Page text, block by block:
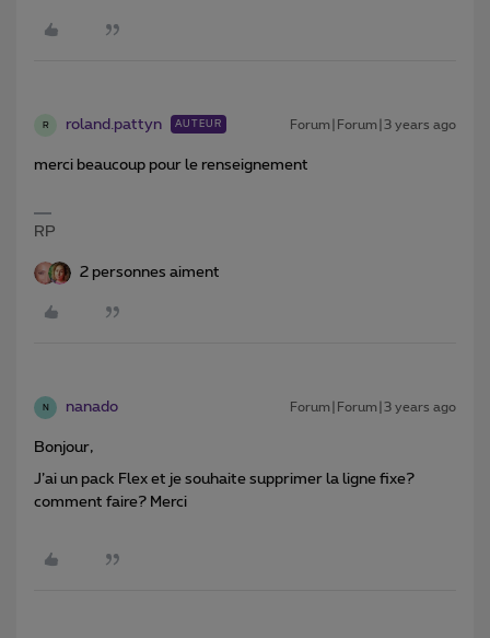
R roland.pattyn AUTEUR Forum|Forum|3 years ago
merci beaucoup pour le renseignement
RP
2 personnes aiment
N nanado Forum|Forum|3 years ago
Bonjour,
J’ai un pack Flex et je souhaite supprimer la ligne fixe?
comment faire? Merci